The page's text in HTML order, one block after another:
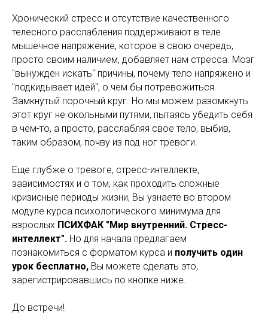
Хронический стресс и отсутствие качественного
телесного расслабления поддерживают в теле
мышечное напряжение, которое в свою очередь,
просто своим наличием, добавляет нам стресса. Мозг
"вынужден искать" причины, почему тело напряжено и
"подкидывает идей", о чем бы потревожиться.
Замкнутый порочный круг. Но мы можем разомкнуть
этот круг не окольными путями, пытаясь убедить себя
в чем-то, а просто, расслабляя свое тело, выбив,
таким образом, почву из под ног тревоги.
Еще глубже о тревоге, стресс-интеллекте,
зависимостях и о том, как проходить сложные
кризисные периоды жизни, Вы узнаете во втором
модуле курса психологического минимума для
взрослых ПСИХФАК "Мир внутренний. Стресс-
интеллект". Но для начала предлагаем
познакомиться с форматом курса и получить один
урок бесплатно, Вы можете сделать это,
зарегистрировавшись по кнопке ниже.
До встречи!